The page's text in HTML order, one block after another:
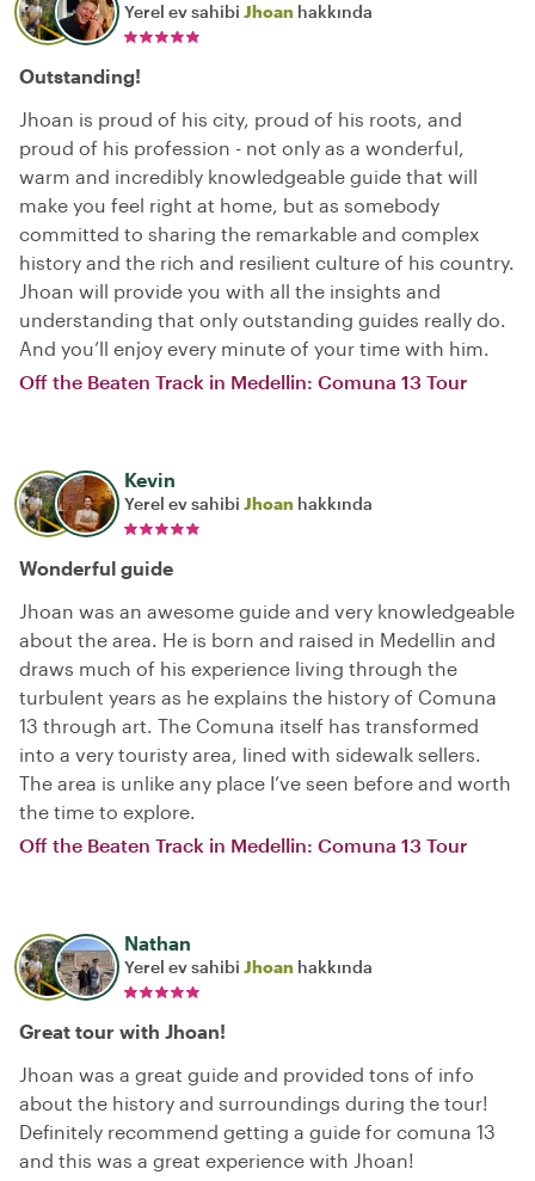
Yerel ev sahibi Jhoan hakkında
Outstanding!
Jhoan is proud of his city, proud of his roots, and
proud of his profession - not only as a wonderful,
warm and incredibly knowledgeable guide that will
make you feel right at home, but as somebody
committed to sharing the remarkable and complex
history and the rich and resilient culture of his country.
Jhoan will provide you with all the insights and
understanding that only outstanding guides really do.
And you’ll enjoy every minute of your time with him.
Off the Beaten Track in Medellin: Comuna 13 Tour
Kevin
Yerel ev sahibi Jhoan hakkında
Wonderful guide
Jhoan was an awesome guide and very knowledgeable
about the area. He is born and raised in Medellin and
draws much of his experience living through the
turbulent years as he explains the history of Comuna
13 through art. The Comuna itself has transformed
into a very touristy area, lined with sidewalk sellers.
The area is unlike any place I’ve seen before and worth
the time to explore.
Off the Beaten Track in Medellin: Comuna 13 Tour
Nathan
Yerel ev sahibi Jhoan hakkında
Great tour with Jhoan!
Jhoan was a great guide and provided tons of info
about the history and surroundings during the tour!
Definitely recommend getting a guide for comuna 13
and this was a great experience with Jhoan!